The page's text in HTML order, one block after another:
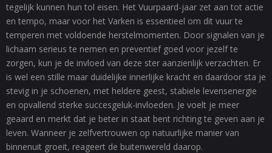
tegelijk kunnen hun tol eisen. Het Vuurpaard-jaar zet aan tot actie
en tempo, maar voor het Varken is essentieel om dit vuur te
temperen met voldoende herstelmomenten. Door signalen van je
lichaam serieus te nemen en preventief goed voor jezelf te
zorgen, kun je de invloed van deze ster aanzienlijk verzachten. Er
is wel een stille maar duidelijke innerlijke kracht en daardoor sta je
stevig in je schoenen, met heldere geest, stabiele levensenergie
en opvallend sterke succesgeluk-invloeden. Je voelt je meer
geaard en merkt dat je beter in staat bent richting te geven aan je
leven. Wanneer je zelfvertrouwen op natuurlijke manier van
binnenuit groeit, reageert de buitenwereld daarop.